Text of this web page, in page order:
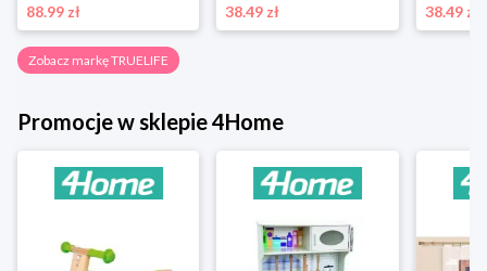
88.99 zł
38.49 zł
38.49 zł
Zobacz markę TRUELIFE
Promocje w sklepie 4Home